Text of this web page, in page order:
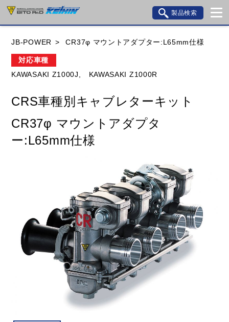
製品検索
HUSQVANA KTM
閉じる
JB-POWER CR37φ マウントアダプター:L65mm仕様
対応車種
KAWASAKI Z1000J,
KAWASAKI Z1000R
CRS車種別キャブレターキット
CR37φ マウントアダプタ
ー:L65mm仕様